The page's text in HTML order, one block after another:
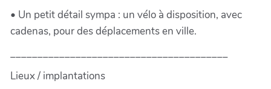
• Un petit détail sympa : un vélo à disposition, avec
cadenas, pour des déplacements en ville.
Lieux / implantations